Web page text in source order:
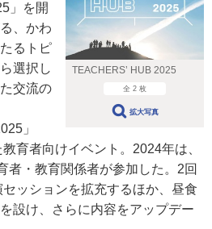
TEACHERS’ HUB 2025
全 2 枚
拡大写真
」を開
、かわ
るトピ
選択し
交流の
」
育者向けイベント。2024年は、
者・教育関係者が参加した。2回
ッションを拡充するほか、昼食
設け、さらに内容をアップデー